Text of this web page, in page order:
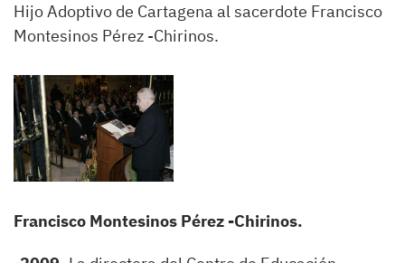
Hijo Adoptivo de Cartagena al sacerdote Francisco
Montesinos Pérez -Chirinos.
Francisco Montesinos Pérez -Chirinos.